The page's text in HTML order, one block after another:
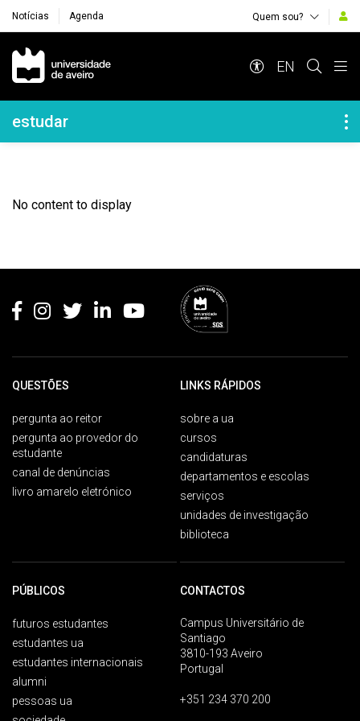
Notícias Agenda Quem sou?
Navegação Principal
EN
Navegação Lateral
estudar
No content to display
QUESTÕES
pergunta ao reitor
pergunta ao provedor do
estudante
canal de denúncias
livro amarelo eletrónico
LINKS RÁPIDOS
sobre a ua
cursos
candidaturas
departamentos e escolas
serviços
unidades de investigação
biblioteca
PÚBLICOS
futuros estudantes
estudantes ua
estudantes internacionais
alumni
pessoas ua
CONTACTOS
Campus Universitário de
Santiago
3810-193 Aveiro
Portugal
+351 234 370 200